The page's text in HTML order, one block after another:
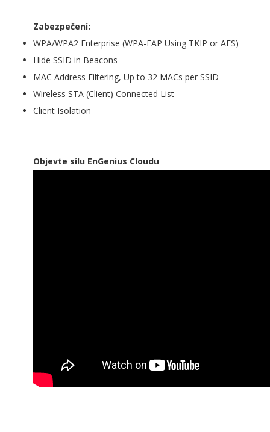
Zabezpečení:
WPA/WPA2 Enterprise (WPA-EAP Using TKIP or AES)
Hide SSID in Beacons
MAC Address Filtering, Up to 32 MACs per SSID
Wireless STA (Client) Connected List
Client Isolation
Objevte sílu EnGenius Cloudu